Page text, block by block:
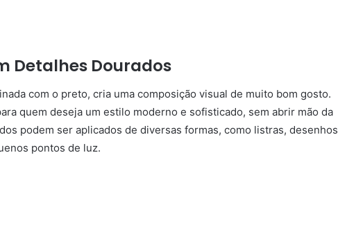
Detalhes Dourados
com o preto, cria uma composição visual de muito bom gosto.
quem deseja um estilo moderno e sofisticado, sem abrir mão da
podem ser aplicados de diversas formas, como listras, desenhos
pontos de luz.